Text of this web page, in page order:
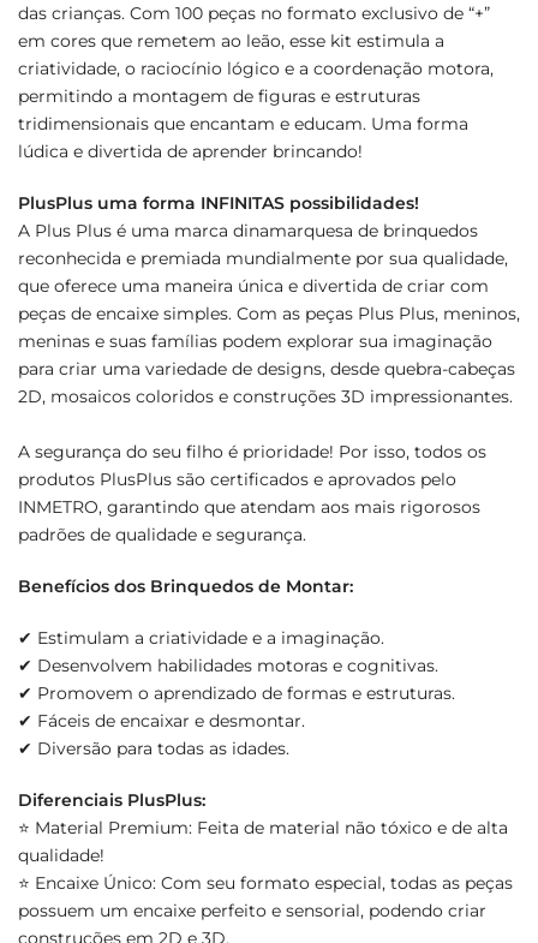
das crianças. Com 100 peças no formato exclusivo de “+”
em cores que remetem ao leão, esse kit estimula a
criatividade, o raciocínio lógico e a coordenação motora,
permitindo a montagem de figuras e estruturas
tridimensionais que encantam e educam. Uma forma
lúdica e divertida de aprender brincando!
PlusPlus uma forma INFINITAS possibilidades!
A Plus Plus é uma marca dinamarquesa de brinquedos
reconhecida e premiada mundialmente por sua qualidade,
que oferece uma maneira única e divertida de criar com
peças de encaixe simples. Com as peças Plus Plus, meninos,
meninas e suas famílias podem explorar sua imaginação
para criar uma variedade de designs, desde quebra-cabeças
2D, mosaicos coloridos e construções 3D impressionantes.
A segurança do seu filho é prioridade! Por isso, todos os
produtos PlusPlus são certificados e aprovados pelo
INMETRO, garantindo que atendam aos mais rigorosos
padrões de qualidade e segurança.
Benefícios dos Brinquedos de Montar:
✔ Estimulam a criatividade e a imaginação.
✔ Desenvolvem habilidades motoras e cognitivas.
✔ Promovem o aprendizado de formas e estruturas.
✔ Fáceis de encaixar e desmontar.
✔ Diversão para todas as idades.
Diferenciais PlusPlus:
⭐ Material Premium: Feita de material não tóxico e de alta
qualidade!
⭐ Encaixe Único: Com seu formato especial, todas as peças
possuem um encaixe perfeito e sensorial, podendo criar
construções em 2D e 3D.